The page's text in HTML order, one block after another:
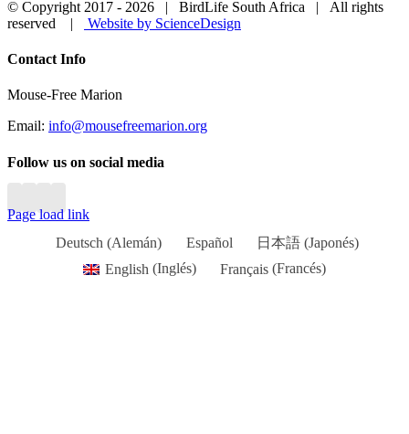
© Copyright 2017 - 2026 | BirdLife South Africa | All rights
reserved |
Website by ScienceDesign
Close
Bar
Contact Info
Mouse-Free Marion
Email: info@mousefreemarion.org
Follow us on social media
Page load link
Deutsch (Alemán) Español 日本語 (Japonés)
English (Inglés) Français (Francés)